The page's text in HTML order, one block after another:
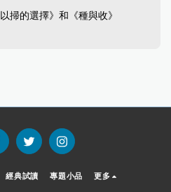
掃的選擇》和《種與收》
經典試讀 專題小品 更多